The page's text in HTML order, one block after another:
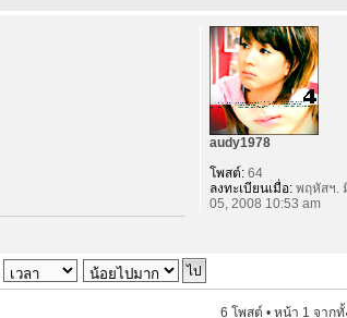
audy1978
โพสต์:64
ลงทะเบียนเมื่อ:พฤหัสฯ.
05, 2008 10:53 am
6 โพสต์ • หน้า 1 จาก